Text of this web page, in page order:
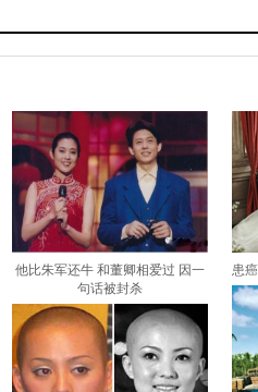
他比朱军还牛 和董卿相爱过 因一
句话被封杀
患